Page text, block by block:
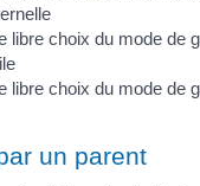
libre choix du mode de
libre choix du mode de
un parent